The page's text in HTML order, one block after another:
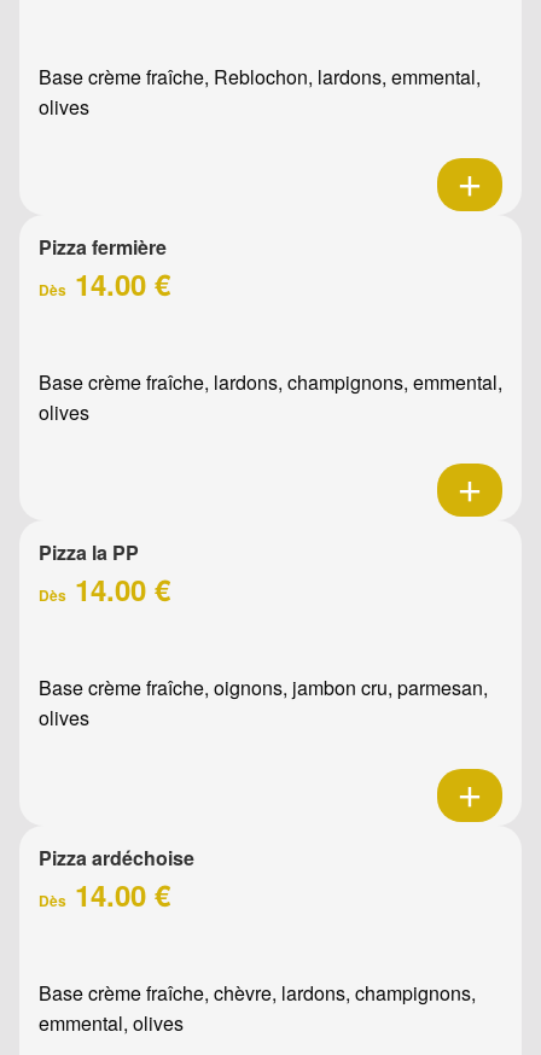
Base crème fraîche, Reblochon, lardons, emmental,
olives
Pizza fermière
Dès 14.00 €
Base crème fraîche, lardons, champignons, emmental,
olives
Pizza la PP
Dès 14.00 €
Base crème fraîche, oignons, jambon cru, parmesan,
olives
Pizza ardéchoise
Dès 14.00 €
Base crème fraîche, chèvre, lardons, champignons,
emmental, olives